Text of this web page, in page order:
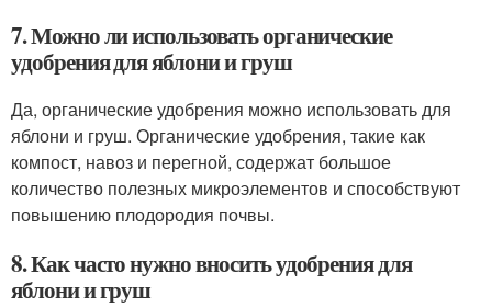
7. Можно ли использовать органические
удобрения для яблони и груш
Да, органические удобрения можно использовать для
яблони и груш. Органические удобрения, такие как
компост, навоз и перегной, содержат большое
количество полезных микроэлементов и способствуют
повышению плодородия почвы.
8. Как часто нужно вносить удобрения для
яблони и груш